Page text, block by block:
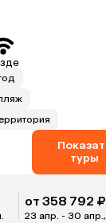
туры
от 358 792 ₽
23 апр. - 30